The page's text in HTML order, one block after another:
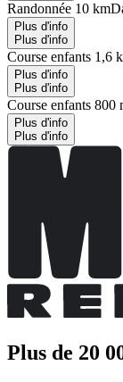
Randonnée 10 km
Plus d'info
Plus d'info
Course enfants 1,6
Plus d'info
Plus d'info
Course enfants 800
Plus d'info
Plus d'info
Plus de 20